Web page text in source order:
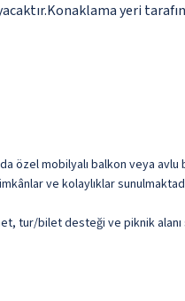
yeri
özel mobilyalı balkon veya
ve kolaylıklar
tur/bilet desteği ve piknik alanı